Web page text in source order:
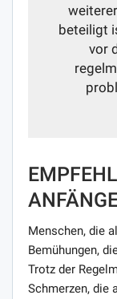
beteiligt
vor
Menschen, die
Bemühungen,
Trotz der
Schmerzen, die